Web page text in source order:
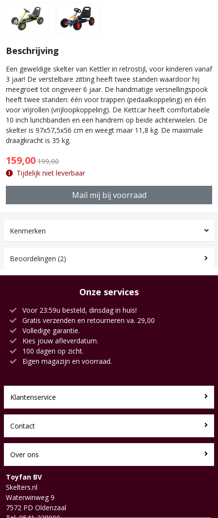
Beschrijving
Een geweldige skelter van Kettler in retrostijl, voor kinderen vanaf
3 jaar! De verstelbare zitting heeft twee standen waardoor hij
meegroeit tot ongeveer 6 jaar. De handmatige versnellingspook
heeft twee standen: één voor trappen (pedaalkoppeling) en één
voor vrijrollen (vrijloopkoppeling). De Kettcar heeft comfortabele
10 inch lunchbanden en een handrem op beide achterwielen. De
skelter is 97x57,5x56 cm en weegt maar 11,8 kg. De maximale
draagkracht is 35 kg.
159,00 199,00
Tijdelijk niet leverbaar
Mail mij bij voorraad
Kenmerken
Beoordelingen (2)
Onze services
Voor 23:59u besteld, dinsdag in huis!
Gratis verzenden en retourneren va. 29,00
Volledige garantie.
Kies jouw afleverdatum.
100 dagen op zicht.
Eigen magazijn en voorraad.
Klantenservice
Contact
Over ons
Toyfan BV
Skelters.nl
Waterwinweg 9
7572 PD Oldenzaal